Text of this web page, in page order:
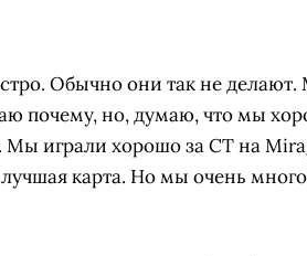
Обычно они так не
почему, но, думаю, что мы
Мы играли хорошо за CT на
карта. Но мы очень